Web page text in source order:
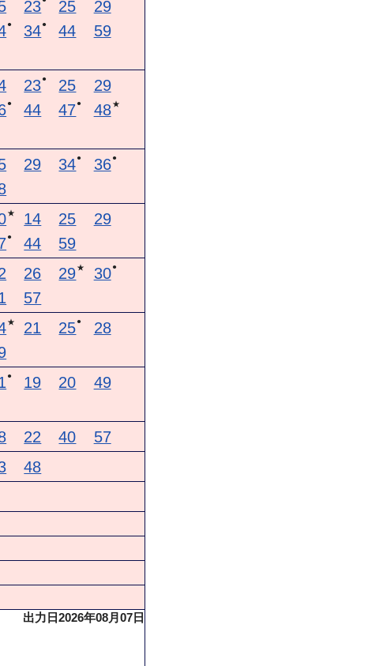
23 25
29
● 34● 44 59
23● 25
29
● 44 47● 48 ★
29 34● 36 ●
★ 14 25
29
● 44 59
26 29★ 30 ●
57
★ 21 25●
28
● 19 20 49
22 40 57
48
出力日2026年08月07日